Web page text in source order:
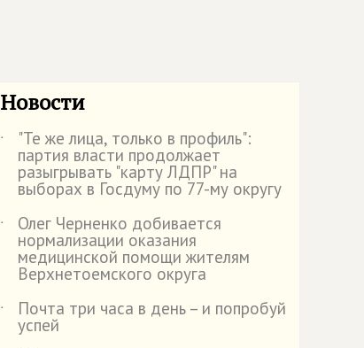
Новости
˙ "Те же лица, только в профиль":
партия власти продолжает
разыгрывать "карту ЛДПР" на
выборах в Госдуму по 77-му округу
˙
Олег Черненко добивается
нормализации оказания
медицинской помощи жителям
Верхнетоемского округа
˙
Почта три часа в день – и попробуй
успей